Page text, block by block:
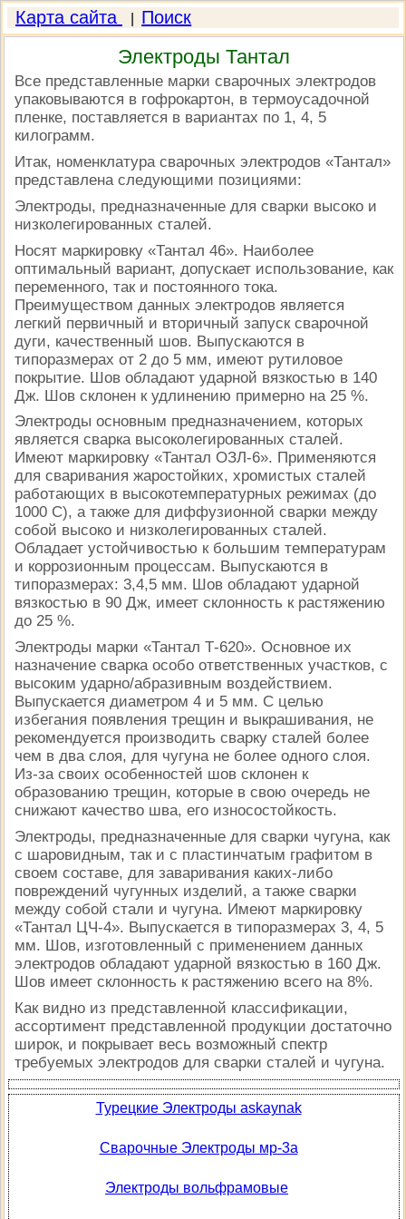
Карта сайта Поиск
Электроды Тантал
Все представленные марки сварочных электродов
упаковываются в гофрокартон, в термоусадочной
пленке, поставляется в вариантах по 1, 4, 5
килограмм.
Итак, номенклатура сварочных электродов «Тантал»
представлена следующими позициями:
Электроды, предназначенные для сварки высоко и
низколегированных сталей.
Носят маркировку «Тантал 46». Наиболее
оптимальный вариант, допускает использование, как
переменного, так и постоянного тока.
Преимуществом данных электродов является
легкий первичный и вторичный запуск сварочной
дуги, качественный шов. Выпускаются в
типоразмерах от 2 до 5 мм, имеют рутиловое
покрытие. Шов обладают ударной вязкостью в 140
Дж. Шов склонен к удлинению примерно на 25 %.
Электроды основным предназначением, которых
является сварка высоколегированных сталей.
Имеют маркировку «Тантал ОЗЛ-6». Применяются
для сваривания жаростойких, хромистых сталей
работающих в высокотемпературных режимах (до
1000 С), а также для диффузионной сварки между
собой высоко и низколегированных сталей.
Обладает устойчивостью к большим температурам
и коррозионным процессам. Выпускаются в
типоразмерах: 3,4,5 мм. Шов обладают ударной
вязкостью в 90 Дж, имеет склонность к растяжению
до 25 %.
Электроды марки «Тантал Т-620». Основное их
назначение сварка особо ответственных участков, с
высоким ударно/абразивным воздействием.
Выпускается диаметром 4 и 5 мм. С целью
избегания появления трещин и выкрашивания, не
рекомендуется производить сварку сталей более
чем в два слоя, для чугуна не более одного слоя.
Из-за своих особенностей шов склонен к
образованию трещин, которые в свою очередь не
снижают качество шва, его износостойкость.
Электроды, предназначенные для сварки чугуна, как
с шаровидным, так и с пластинчатым графитом в
своем составе, для заваривания каких-либо
повреждений чугунных изделий, а также сварки
между собой стали и чугуна. Имеют маркировку
«Тантал ЦЧ-4». Выпускается в типоразмерах 3, 4, 5
мм. Шов, изготовленный с применением данных
электродов обладают ударной вязкостью в 160 Дж.
Шов имеет склонность к растяжению всего на 8%.
Как видно из представленной классификации,
ассортимент представленной продукции достаточно
широк, и покрывает весь возможный спектр
требуемых электродов для сварки сталей и чугуна.
Турецкие Электроды askaynak
Сварочные Электроды мр-3а
Электроды вольфрамовые